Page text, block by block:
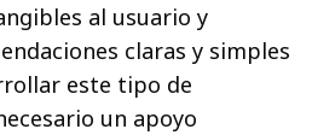
al usuario y
claras y simples
este tipo de
un apoyo